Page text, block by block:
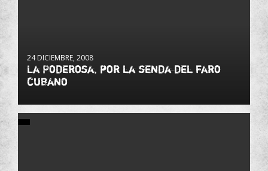
24 DICIEMBRE, 2008
La Poderosa, por la senda del faro
cubano